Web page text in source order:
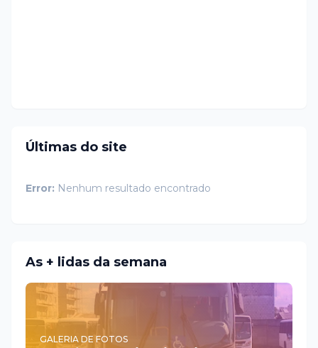
Últimas do site
Error: Nenhum resultado encontrado
As + lidas da semana
GALERIA DE FOTOS